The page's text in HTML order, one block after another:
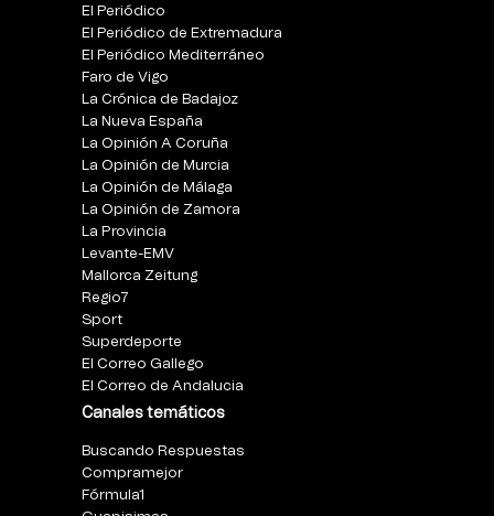
El Periódico
El Periódico de Extremadura
El Periódico Mediterráneo
Faro de Vigo
La Crónica de Badajoz
La Nueva España
La Opinión A Coruña
La Opinión de Murcia
La Opinión de Málaga
La Opinión de Zamora
La Provincia
Levante-EMV
Mallorca Zeitung
Regio7
Sport
Superdeporte
El Correo Gallego
El Correo de Andalucia
Canales temáticos
Buscando Respuestas
Compramejor
Fórmula1